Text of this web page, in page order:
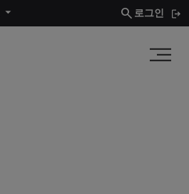
search 로그인